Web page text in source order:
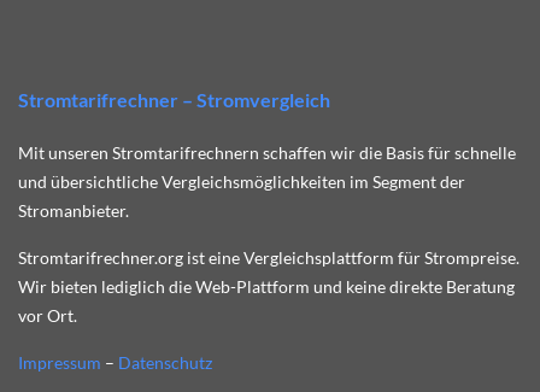
Stromtarifrechner – Stromvergleich
Mit unseren Stromtarifrechnern schaffen wir die Basis für schnelle
und übersichtliche Vergleichsmöglichkeiten im Segment der
Stromanbieter.
Stromtarifrechner.org ist eine Vergleichsplattform für Strompreise.
Wir bieten lediglich die Web-Plattform und keine direkte Beratung
vor Ort.
Impressum – Datenschutz